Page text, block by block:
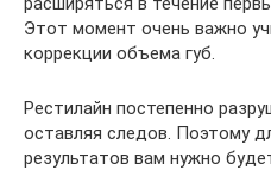
Этот момент очень важно
коррекции объема губ.
Рестилайн постепенно
оставляя следов. Поэтому
результатов вам нужно